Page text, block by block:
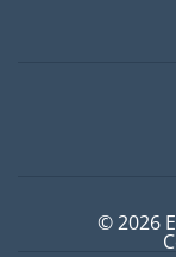
© 2026